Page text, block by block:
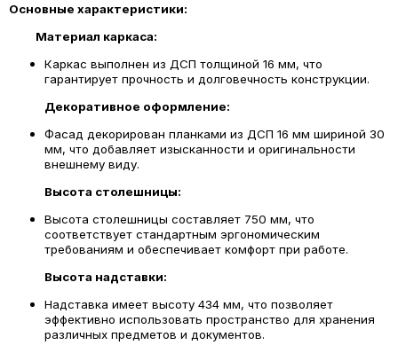
Основные характеристики:
Материал каркаса:
Каркас выполнен из ДСП толщиной 16 мм, что
гарантирует прочность и долговечность конструкции.
Декоративное оформление:
Фасад декорирован планками из ДСП 16 мм шириной 30
мм, что добавляет изысканности и оригинальности
внешнему виду.
Высота столешницы:
Высота столешницы составляет 750 мм, что
соответствует стандартным эргономическим
требованиям и обеспечивает комфорт при работе.
Высота надставки:
Надставка имеет высоту 434 мм, что позволяет
эффективно использовать пространство для хранения
различных предметов и документов.